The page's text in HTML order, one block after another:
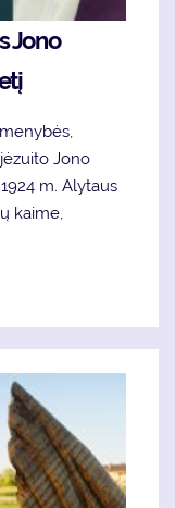
Jono
Jono
m. Alytaus
kaime,